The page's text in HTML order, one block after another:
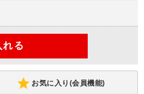
お気に入り(会員機能)